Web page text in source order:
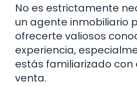
No es estrictamente
un agente inmobiliario
ofrecerte valiosos
experiencia,
estás familiarizado con
venta.